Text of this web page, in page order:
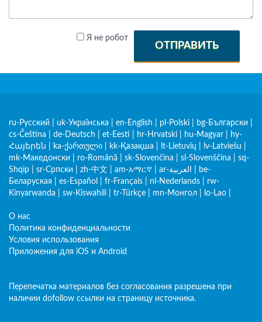
Я не робот
ОТПРАВИТЬ
ru-Русский uk-Українська en-English pl-Polski bg-Български
cs-Čeština
de-Deutsch et-Eesti hr-Hrvatski hu-Magyar
hy-
Հայերեն
ka-ქართული kk-Қазақша lt-Lietuvių lv-Latviešu
mk-Македонски
ro-Română sk-Slovenčina sl-Slovenščina
sq-
Shqip
sr-Српски zh-中文 am-አማርኛ ar-العربية
be-
Беларуская
es-Español fr-Français nl-Nederlands
rw-
Kinyarwanda
sw-Kiswahili tr-Türkçe mn-Монгол lo-Lao
О нас
Политика конфиденциальности
Условия использования
Приложения для iOS и Android
Перепечатка материалов без согласования разрешена при
наличии dofollow ссылки на страницу источника.